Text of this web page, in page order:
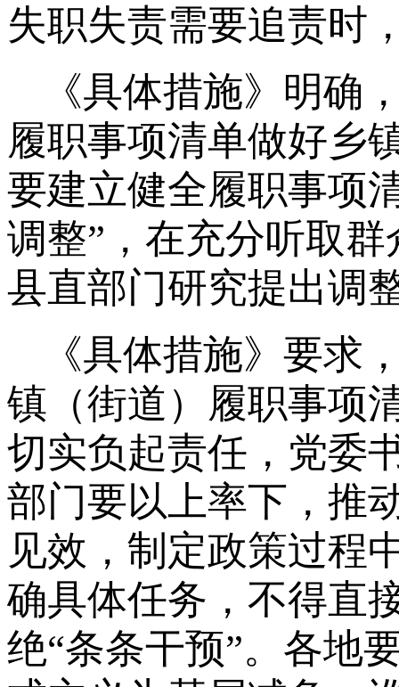
失职失责需要追责时
《具体措施》明确
履职事项清单做好乡
要建立健全履职事项
调整”，在充分听取
县直部门研究提出调
《具体措施》要求
镇（街道）履职事项
切实负起责任，党委
部门要以上率下，推
见效，制定政策过程
确具体任务，不得直
绝“条条干预”。各地